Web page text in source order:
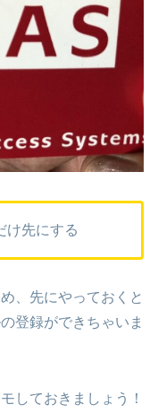
け先にする
、先にやっておくと
登録ができちゃいま
しておきましょう！